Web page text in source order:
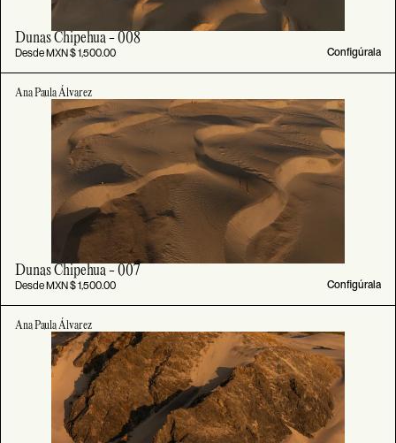
Dunas Chipehua - 008
Desde MXN $ 1,500.00 Configúrala
Ana Paula Álvarez
Dunas Chipehua - 007
Desde MXN $ 1,500.00 Configúrala
Ana Paula Álvarez